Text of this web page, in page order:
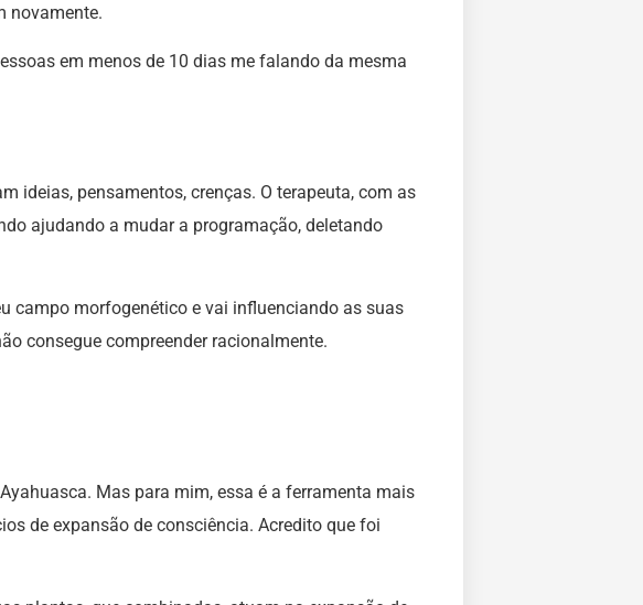
novamente.
em menos de 10 dias me falando da mesma
ideias, pensamentos, crenças. O terapeuta, com as
ajudando a mudar a programação, deletando
campo morfogenético e vai influenciando as suas
consegue compreender racionalmente.
Mas para mim, essa é a ferramenta mais
de expansão de consciência. Acredito que foi